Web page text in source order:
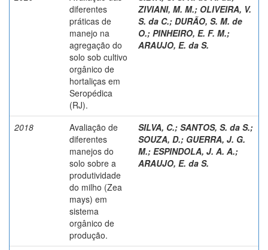
diferentes
práticas de
manejo na
agregação do
solo sob cultivo
orgânico de
hortaliças em
Seropédica
(RJ).
ZIVIANI, M. M.; OLIVEIRA, V.
S. da C.; DURÃO, S. M. de
O.; PINHEIRO, E. F. M.;
ARAUJO, E. da S.
2018
Avaliação de
diferentes
manejos do
solo sobre a
produtividade
do milho (Zea
mays) em
sistema
orgânico de
produção.
SILVA, C.; SANTOS, S. da S.;
SOUZA, D.; GUERRA, J. G.
M.; ESPINDOLA, J. A. A.;
ARAUJO, E. da S.